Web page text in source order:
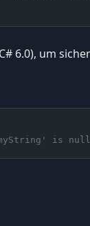
6.0), um
is